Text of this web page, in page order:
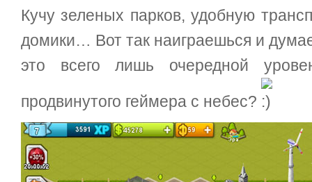
Кучу зеленых парков, удобную
домики… Вот так наиграешься и
это всего лишь очередной
продвинутого геймера с небес?